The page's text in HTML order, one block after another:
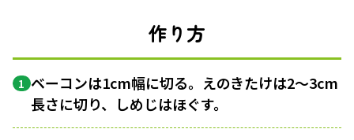
作り方
1 ベーコンは1cm幅に切る。えのきたけは2〜3cm
長さに切り、しめじはほぐす。